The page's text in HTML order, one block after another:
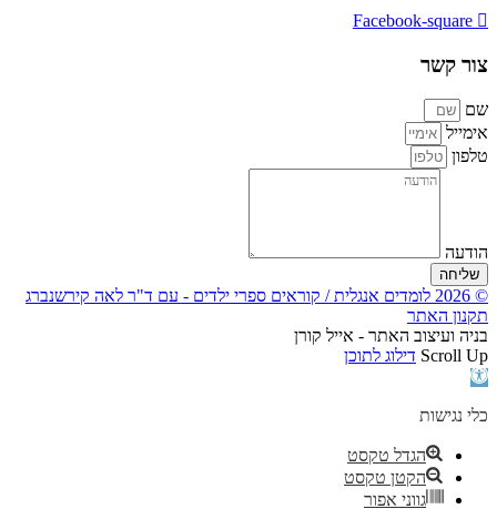
Facebook-square
צור קשר
שם
אימייל
טלפון
הודעה
שליחה
© 2026 לומדים אנגלית / קוראים ספרי ילדים - עם ד"ר לאה קירשנברג
תקנון האתר
בניה ועיצוב האתר - אייל קורן
Scroll Up דילוג לתוכן
פתח
נגישות
כלי נגישות
הגדל טקסט
הקטן טקסט
גווני אפור